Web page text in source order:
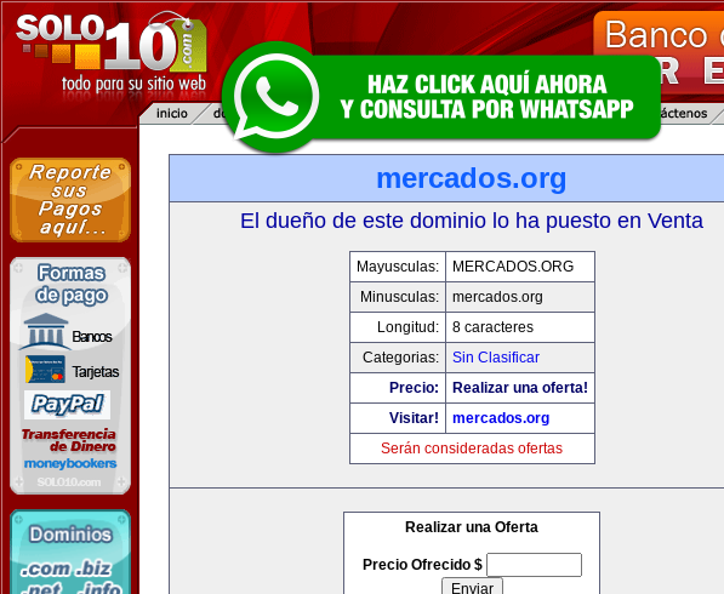
mercados.org
El dueño de este dominio lo ha puesto en Venta
Mayusculas:
MERCADOS.ORG
Minusculas:
mercados.org
Longitud:
8 caracteres
Categorias:
Sin Clasificar
Precio:
Realizar una oferta!
Visitar!
mercados.org
Serán consideradas ofertas
Realizar una Oferta
Precio Ofrecido $